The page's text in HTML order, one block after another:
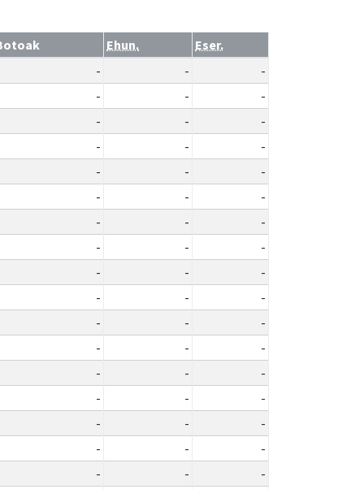
Ehun.
Eser.
- -
-
- -
-
- -
-
- -
-
- -
-
- -
-
- -
-
- -
-
- -
-
- -
-
- -
-
- -
-
- -
-
- -
-
- -
-
- -
-
- -
-